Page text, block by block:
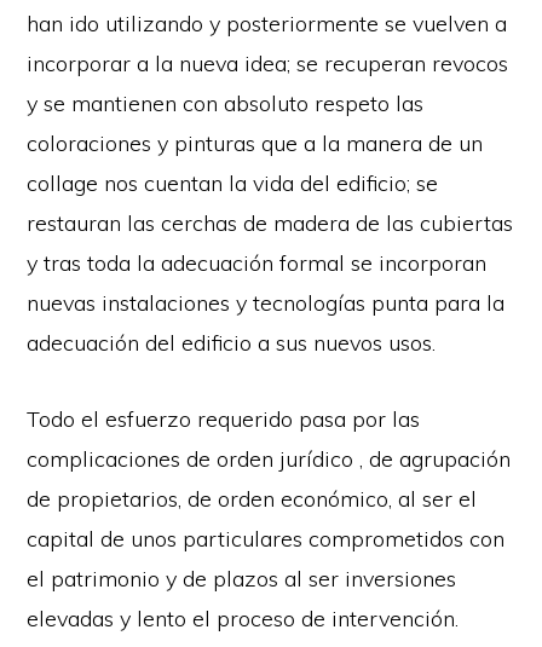
han ido utilizando y posteriormente se vuelven a
incorporar a la nueva idea; se recuperan revocos
y se mantienen con absoluto respeto las
coloraciones y pinturas que a la manera de un
collage nos cuentan la vida del edificio; se
restauran las cerchas de madera de las cubiertas
y tras toda la adecuación formal se incorporan
nuevas instalaciones y tecnologías punta para la
adecuación del edificio a sus nuevos usos.
Todo el esfuerzo requerido pasa por las
complicaciones de orden jurídico , de agrupación
de propietarios, de orden económico, al ser el
capital de unos particulares comprometidos con
el patrimonio y de plazos al ser inversiones
elevadas y lento el proceso de intervención.